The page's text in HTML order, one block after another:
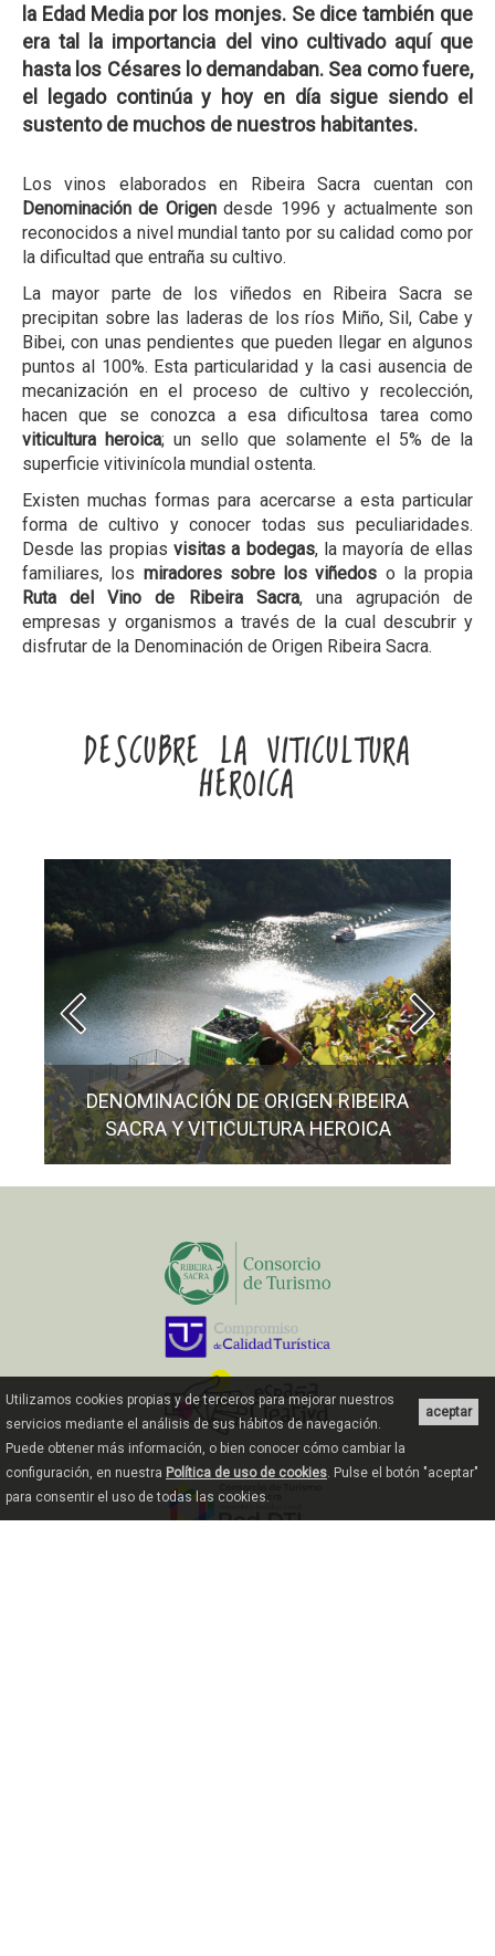
la Edad Media por los monjes. Se dice también que
era tal la importancia del vino cultivado aquí que
hasta los Césares lo demandaban. Sea como fuere,
el legado continúa y hoy en día sigue siendo el
sustento de muchos de nuestros habitantes.
Los vinos elaborados en Ribeira Sacra cuentan con
Denominación de Origendesde 1996 y actualmente son
reconocidos a nivel mundial tanto por su calidad como por
la dificultad que entraña su cultivo.
La mayor parte de los viñedos en Ribeira Sacra se
precipitan sobre las laderas de los ríos Miño, Sil, Cabe y
Bibei, con unas pendientes que pueden llegar en algunos
puntos al 100%. Esta particularidad y la casi ausencia de
mecanización en el proceso de cultivo y recolección,
hacen que se conozca a esa dificultosa tarea como
viticultura heroica; un sello que solamente el 5% de la
superficie vitivinícola mundial ostenta.
Existen muchas formas para acercarse a esta particular
forma de cultivo y conocer todas sus peculiaridades.
Desde las propias visitas a bodegas, la mayoría de ellas
familiares, los miradores sobre los viñedos o la propia
Ruta del Vino de Ribeira Sacra, una agrupación de
empresas y organismos a través de la cual descubrir y
disfrutar de la Denominación de Origen Ribeira Sacra.
DESCUBRE LA VITICULTURA
HEROICA
RUTA DEL VINO RIBEIRA SACRA
aceptar
Utilizamos cookies propias y de terceros para mejorar nuestros
servicios mediante el análisis de sus hábitos de navegación.
Puede obtener más información, o bien conocer cómo cambiar la
configuración, en nuestra Política de uso de cookies. Pulse el botón "aceptar"
para consentir el uso de todas las cookies.